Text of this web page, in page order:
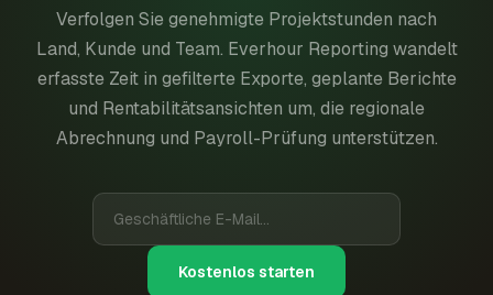
Verfolgen Sie genehmigte Projektstunden nach
Land, Kunde und Team. Everhour Reporting wandelt
erfasste Zeit in gefilterte Exporte, geplante Berichte
und Rentabilitätsansichten um, die regionale
Abrechnung und Payroll-Prüfung unterstützen.
Kostenlos starten